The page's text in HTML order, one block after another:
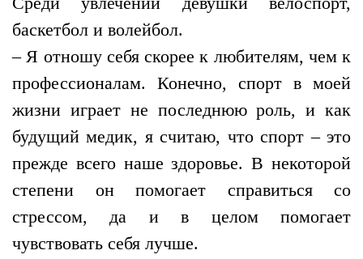
баскетбол и волейбол.
– Я отношу себя скорее к любителям, чем к
профессионалам. Конечно, спорт в моей
жизни играет не последнюю роль, и как
будущий медик, я считаю, что спорт – это
прежде всего наше здоровье. В некоторой
степени он помогает справиться со
стрессом, да и в целом помогает
чувствовать себя лучше.